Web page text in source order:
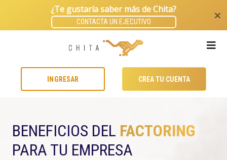
¿Te gustaría saber más de Chita?
CONTACTA UN EJECUTIVO ×
INGRESAR CREA TU CUENTA
BENEFICIOS DEL FACTORING
PARA TU EMPRESA